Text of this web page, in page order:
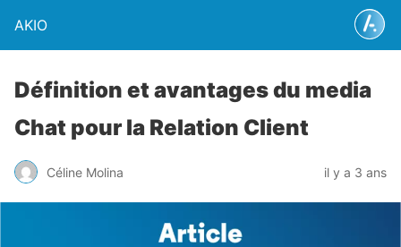
AKIO
Définition et avantages du media
Chat pour la Relation Client
Céline Molina il y a 3 ans